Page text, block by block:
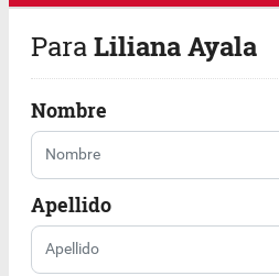
ParaLiliana Ayala
Nombre
Apellido